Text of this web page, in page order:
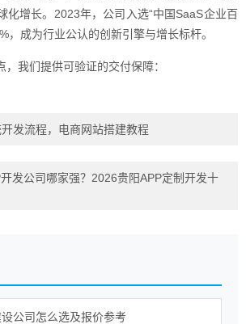
化增长。2023年，公司入选“中国SaaS企业百
，成为行业公认的创新引擎与增长标杆。
，我们提供可验证的交付保障：
发流程，电商网站搭建教程
发公司哪家强？2026贵阳APP定制开发十
公司怎么选及报价参考